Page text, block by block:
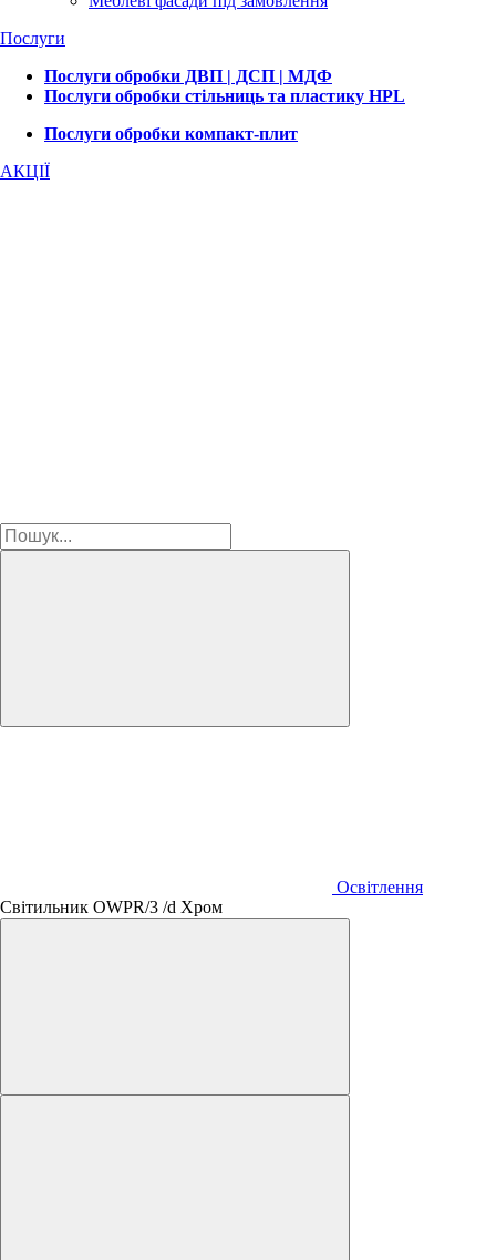
Послуги
Послуги обробки ДВП | ДСП | МДФ
Послуги обробки стільниць та пластику HPL
Послуги обробки компакт-плит
АКЦІЇ
Освітлення
Світильник OWPR/3 /d Хром